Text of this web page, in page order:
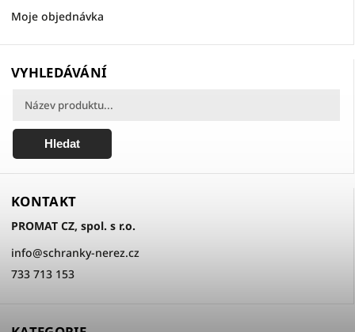
Moje objednávka
VYHLEDÁVÁNÍ
Hledat
KONTAKT
PROMAT CZ, spol. s r.o.
info@schranky-nerez.cz
733 713 153